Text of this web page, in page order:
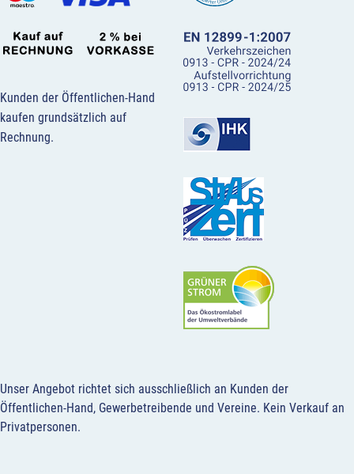
Kunden der Öffentlichen-Hand
kaufen grundsätzlich auf
Rechnung.
Unser Angebot richtet sich ausschließlich an Kunden der
Öffentlichen-Hand, Gewerbetreibende und Vereine. Kein Verkauf an
Privatpersonen.